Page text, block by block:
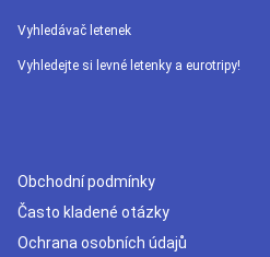
Vyhledávač letenek
Vyhledejte si levné letenky a eurotripy!
Obchodní podmínky
Často kladené otázky
Ochrana osobních údajů